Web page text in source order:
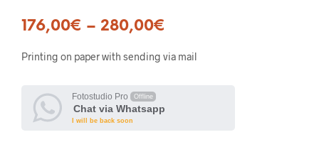
176,00€ – 280,00€
Printing on paper with sending via mail
Fotostudio Pro Offline
Chat via Whatsapp
I will be back soon